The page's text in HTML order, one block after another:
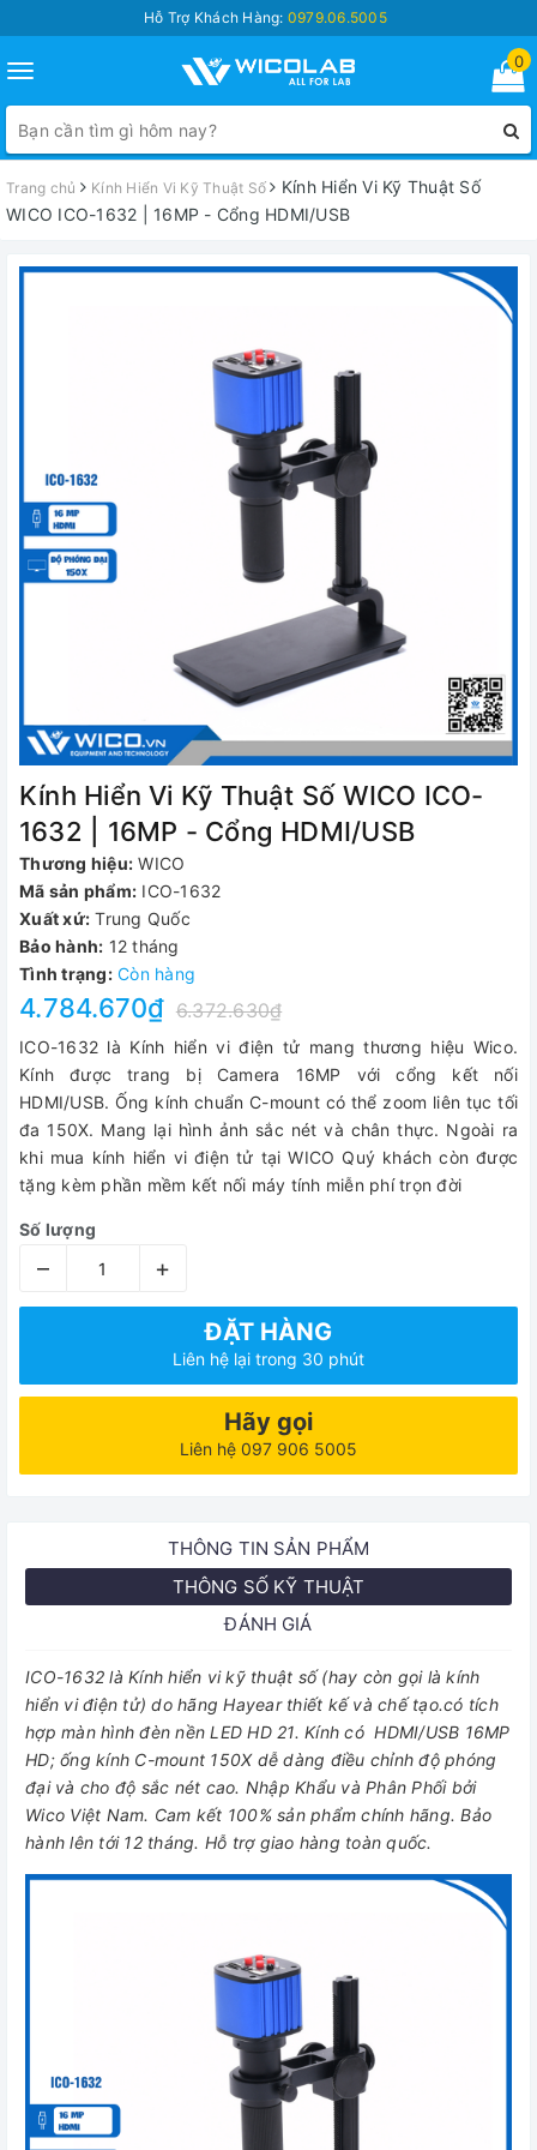
Hỗ Trợ Khách Hàng: 0979.06.5005
Toggle
navigation
0
Trang chủ Kính Hiển Vi Kỹ Thuật Số
Kính Hiển Vi Kỹ Thuật Số
WICO ICO-1632 | 16MP - Cổng HDMI/USB
Kính Hiển Vi Kỹ Thuật Số WICO ICO-
1632 | 16MP - Cổng HDMI/USB
Thương hiệu: WICO
Mã sản phẩm: ICO-1632
Xuất xứ: Trung Quốc
Bảo hành: 12 tháng
Tình trạng: Còn hàng
4.784.670₫ 6.372.630₫
ICO-1632 là Kính hiển vi điện tử mang thương hiệu Wico.
Kính được trang bị Camera 16MP với cổng kết nối
HDMI/USB. Ống kính chuẩn C-mount có thể zoom liên tục tối
đa 150X. Mang lại hình ảnh sắc nét và chân thực. Ngoài ra
khi mua kính hiển vi điện tử tại WICO Quý khách còn được
tặng kèm phần mềm kết nối máy tính miễn phí trọn đời
Số lượng
– +
ĐẶT HÀNG
Liên hệ lại trong 30 phút
Hãy gọi
Liên hệ 097 906 5005
THÔNG TIN SẢN PHẨM
THÔNG SỐ KỸ THUẬT
ĐÁNH GIÁ
ICO-1632 là Kính hiển vi kỹ thuật số (hay còn gọi là kính
hiển vi điện tử) do hãng Hayear thiết kế và chế tạo.có tích
hợp màn hình đèn nền LED HD 21. Kính có HDMI/USB 16MP
HD; ống kính C-mount 150X dễ dàng điều chỉnh độ phóng
đại và cho độ sắc nét cao. Nhập Khẩu và Phân Phối bởi
Wico Việt Nam. Cam kết 100% sản phẩm chính hãng. Bảo
hành lên tới 12 tháng. Hỗ trợ giao hàng toàn quốc.